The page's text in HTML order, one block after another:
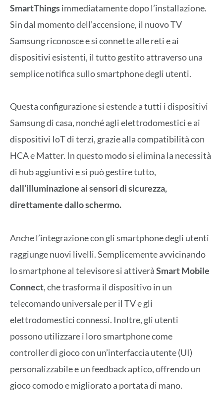
SmartThingsimmediatamente dopo l’installazione.
Sin dal momento dell’accensione, il nuovo TV
Samsung riconosce e si connette alle reti e ai
dispositivi esistenti, il tutto gestito attraverso una
semplice notifica sullo smartphone degli utenti.
Questa configurazione si estende a tutti i dispositivi
Samsung di casa, nonché agli elettrodomestici e ai
dispositivi IoT di terzi, grazie alla compatibilità con
HCA e Matter. In questo modo si elimina la necessità
di hub aggiuntivi e si può gestire tutto,
dall’illuminazione ai sensori di sicurezza,
direttamente dallo schermo.
Anche l’integrazione con gli smartphone degli utenti
raggiunge nuovi livelli. Semplicemente avvicinando
lo smartphone al televisore si attiveràSmart Mobile
Connect, che trasforma il dispositivo in un
telecomando universale per il TV e gli
elettrodomestici connessi. Inoltre, gli utenti
possono utilizzare i loro smartphone come
controller di gioco con un’interfaccia utente (UI)
personalizzabile e un feedback aptico, offrendo un
gioco comodo e migliorato a portata di mano.